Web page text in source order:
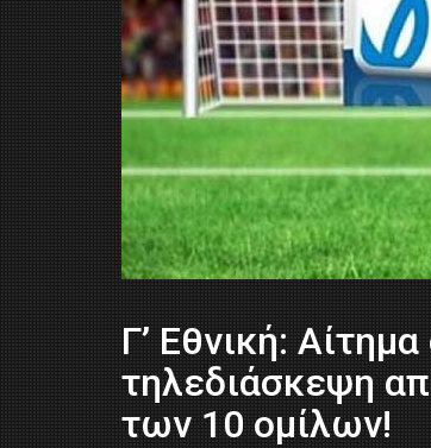
Γ’ Εθνική:
τηλεδιάσκεψη
των 10 ομίλων!